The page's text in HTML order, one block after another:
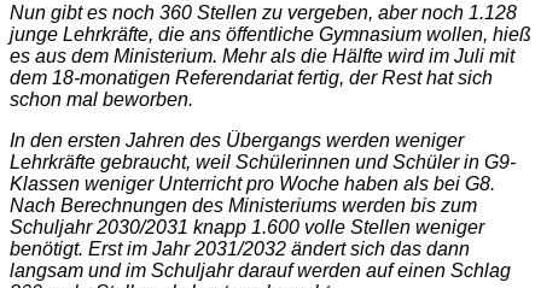
Nun gibt es noch 360 Stellen zu vergeben, aber noch 1.128
junge Lehrkräfte, die ans öffentliche Gymnasium wollen, hieß
es aus dem Ministerium. Mehr als die Hälfte wird im Juli mit
dem 18-monatigen Referendariat fertig, der Rest hat sich
schon mal beworben.
In den ersten Jahren des Übergangs werden weniger
Lehrkräfte gebraucht, weil Schülerinnen und Schüler in G9-
Klassen weniger Unterricht pro Woche haben als bei G8.
Nach Berechnungen des Ministeriums werden bis zum
Schuljahr 2030/2031 knapp 1.600 volle Stellen weniger
benötigt. Erst im Jahr 2031/2032 ändert sich das dann
langsam und im Schuljahr darauf werden auf einen Schlag